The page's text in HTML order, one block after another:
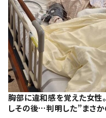
胸部に違和感を覚えた女性
しその後…判明した”まさ